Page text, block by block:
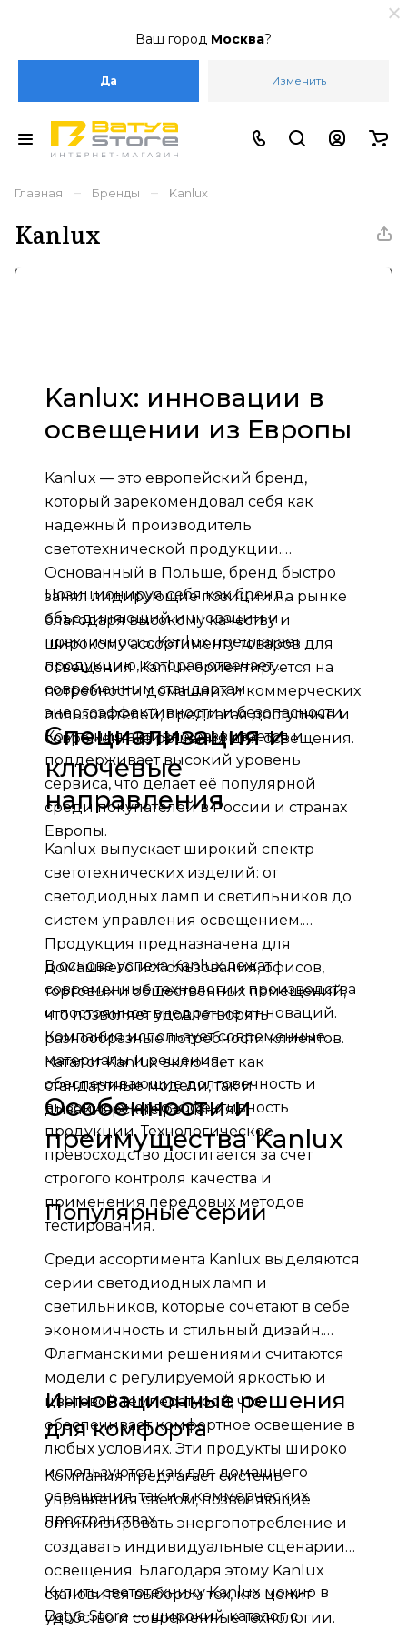
Ваш город Москва?
Да Изменить
Главная – Бренды – Kanlux
Kanlux
Kanlux: инновации в
освещении из Европы
Kanlux — это европейский бренд,
который зарекомендовал себя как
надежный производитель
светотехнической продукции.
Основанный в Польше, бренд быстро
занял лидирующие позиции на рынке
благодаря высокому качеству и
широкому ассортименту товаров для
освещения. Kanlux ориентируется на
потребности домашних и коммерческих
пользователей, предлагая доступные и
современные решения для освещения.
Позиционируя себя как бренд,
объединяющий инновации и
практичность, Kanlux предлагает
продукцию, которая отвечает
современным стандартам
энергоэффективности и безопасности.
Компания активно развивается и
поддерживает высокий уровень
сервиса, что делает её популярной
среди покупателей в России и странах
Европы.
Специализация и
ключевые
направления
Kanlux выпускает широкий спектр
светотехнических изделий: от
светодиодных ламп и светильников до
систем управления освещением.
Продукция предназначена для
домашнего использования, офисов,
торговых и общественных помещений,
что позволяет удовлетворять
разнообразные потребности клиентов.
Каталог Kanlux включает как
стандартные модели, так и
дизайнерские решения.
В основе успеха Kanlux лежат
современные технологии производства
и постоянное внедрение инноваций.
Компания использует современные
материалы и решения,
обеспечивающие долговечность и
высокую энергоэффективность
продукции. Технологическое
превосходство достигается за счет
строгого контроля качества и
применения передовых методов
тестирования.
Особенности и
преимущества Kanlux
Популярные серии
Среди ассортимента Kanlux выделяются
серии светодиодных ламп и
светильников, которые сочетают в себе
экономичность и стильный дизайн.
Флагманскими решениями считаются
модели с регулируемой яркостью и
цветовой температурой, что
обеспечивает комфортное освещение в
любых условиях. Эти продукты широко
используются как для домашнего
освещения, так и в коммерческих
пространствах.
Инновационные решения
для комфорта
Компания предлагает системы
управления светом, позволяющие
оптимизировать энергопотребление и
создавать индивидуальные сценарии
освещения. Благодаря этому Kanlux
становится выбором тех, кто ценит
удобство и современные технологии.
Купить светотехнику Kanlux можно в
Batya Store — широкий каталог с